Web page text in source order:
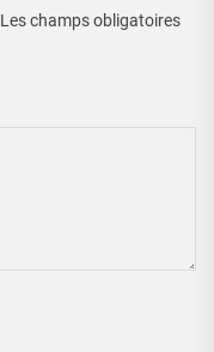
Les champs obligatoires